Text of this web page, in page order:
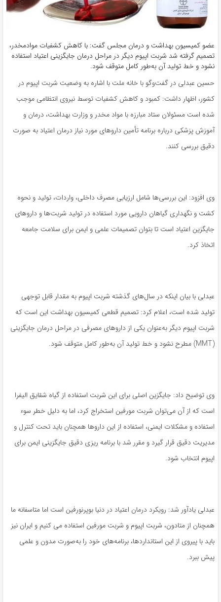
عضو کمیسیون بهداشت و درمان مجلس گفت: با کاهش کشفیات موادمخدر،
تصمیم گرفته شد شربت اپیوم دیگر در مراحل درمان جایگزینی اعتیاد استفاده
نشود و خط تولید آن به‌طور کامل متوقف شود.
حسین عبدلی در گفت‌وگو با خانه ملت با اشاره به وضعیت شربت اپیوم در
کشور، اظهار داشت: کمبود و کاهش کشفیات توسط نیروی انتظامی موجب
شده است مسئولان ستاد مبارزه با مواد مخدر و وزارت بهداشت، درمان و
آموزش پزشکی درباره برنامه تأمین داروهای مورد نیاز درمان اعتیاد به صورت
دقیق بررسی کنند.
وی افزود: این بررسی‌ها شامل ارزیابی مصرف داخلی، واردات، تولید و نحوه
کشت و نگهداری گیاهان دارویی مورد استفاده در تولید شربت‌ها و داروهای
جایگزین اعتیاد است تا بتوان تصمیمات علمی و ایمن برای سلامت جامعه
اتخاذ کرد.
عبدلی با بیان اینکه در سال‌های گذشته شربت اپیوم به مقدار قابل توجهی
تولید شده است، اعلام کرد: تصمیم قطعی کمیسیون بهداشت این است که
شربت اپیوم دیگر به‌عنوان یکی از داروهای مصرفی در مراحل درمان جایگزینی
(MMT) مطرح نشود و خط تولید آن به‌طور کامل متوقف شود.
وی توضیح داد: جایگزین اصلی برای این شربت استفاده از گیاه شقایق الیفرا
است که از آن می‌توان شربت مورفین استخراج کرد، اما به دلیل خطر سوء
استفاده و مشکلات ایمنی، استفاده از این داروها همچنان باید تحت کنترل و
مدیریت دقیق قرار گیرد و مقرر شد با برنامه ریزی دقیق جایگزینی ایمن برای
اپیوم انتخاب شود.
عبدلی یادآور شد: رویکرد درمان اعتیاد در دنیا بوپرنورفین است اما متاسفانه ما
همچنان از متادون، شربت اپیوم و شربت مورفین استفاده می کنیم و ایران نیز
باید با پیروی از این استانداردها، برنامه‌های خود را به‌صورت مدون و علمی
پیش ببرد.